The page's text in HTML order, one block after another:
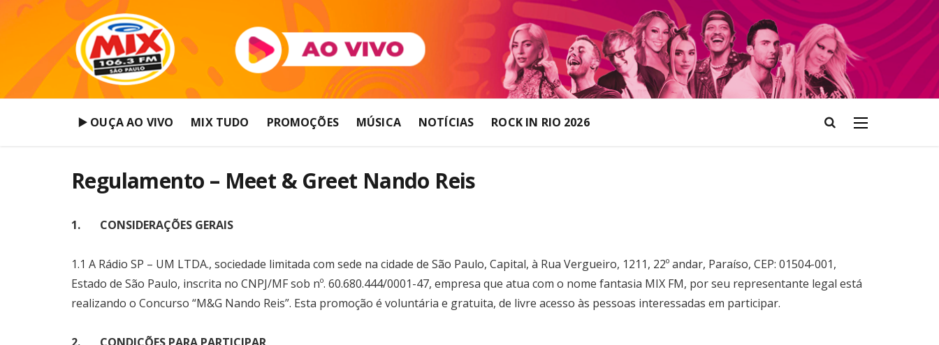
▶️ OUÇA AO VIVO MIX TUDO PROMOÇÕES MÚSICA NOTÍCIAS ROCK IN RIO 2026
Regulamento – Meet & Greet Nando Reis
1. CONSIDERAÇÕES GERAIS
1.1 A Rádio SP – UM LTDA., sociedade limitada com sede na cidade de São Paulo, Capital, à Rua Vergueiro, 1211, 22º andar, Paraíso, CEP: 01504-001,
Estado de São Paulo, inscrita no CNPJ/MF sob nº. 60.680.444/0001-47, empresa que atua com o nome fantasia MIX FM, por seu representante legal está
realizando o Concurso “M&G Nando Reis”. Esta promoção é voluntária e gratuita, de livre acesso às pessoas interessadas em participar.